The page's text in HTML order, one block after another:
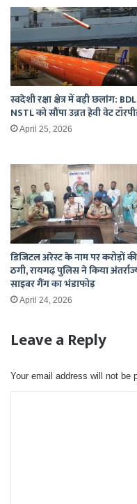
काम
होगा
आसान
स्वदेशी रक्षा क्षेत्र में बड़ी छलांग:
NSTL को सौंपा उन्नत हेवी वेट
April 25, 2026
डिजिटल अरेस्ट के नाम पर करोड़ों की
ठगी, रायगढ़ पुलिस ने किया
साइबर गैंग का भंडाफोड़
April 24, 2026
Leave a Reply
Your email address will not be